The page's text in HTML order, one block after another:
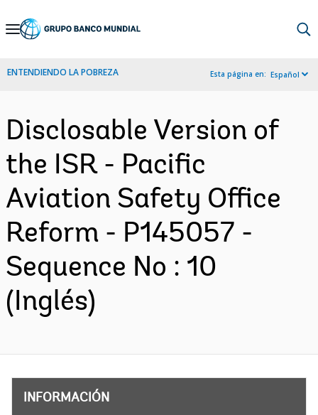
Skip
Navigation
ENTENDIENDO LA POBREZA Esta página en: Español
Disclosable Version of
the ISR - Pacific
Aviation Safety Office
Reform - P145057 -
Sequence No : 10
(Inglés)
INFORMACIÓN